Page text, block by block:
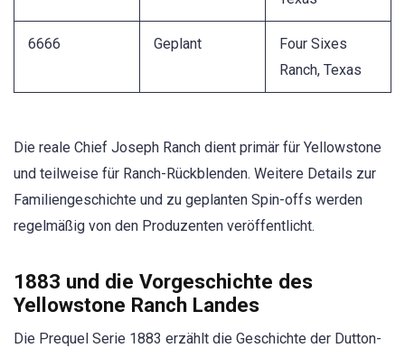
6666 Geplant
Four Sixes
Ranch, Texas
Die reale Chief Joseph Ranch dient primär für Yellowstone
und teilweise für Ranch-Rückblenden. Weitere Details zur
Familiengeschichte und zu geplanten Spin-offs werden
regelmäßig von den Produzenten veröffentlicht.
1883 und die Vorgeschichte des
Yellowstone Ranch Landes
Die Prequel Serie 1883 erzählt die Geschichte der Dutton-